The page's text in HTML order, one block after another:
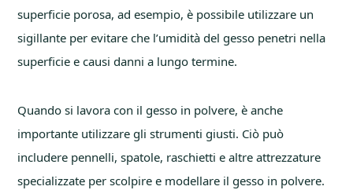
superficie porosa, ad esempio, è possibile utilizzare un
sigillante per evitare che l’umidità del gesso penetri nella
superficie e causi danni a lungo termine.
Quando si lavora con il gesso in polvere, è anche
importante utilizzare gli strumenti giusti. Ciò può
includere pennelli, spatole, raschietti e altre attrezzature
specializzate per scolpire e modellare il gesso in polvere.